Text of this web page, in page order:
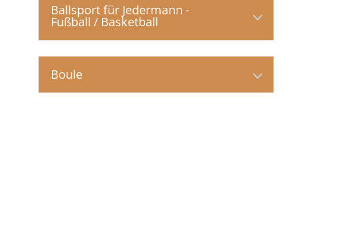
Ballsport für Jedermann -
Fußball / Basketball
Boule